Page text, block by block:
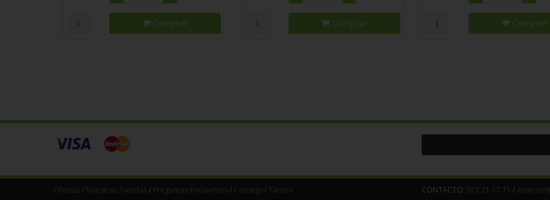
Comprar Comprar Comprar
Ofertas/ Nuestras Tiendas/ Preguntas Frecuentes/ Consejos Tambo CONTACTO: 927 21 17 71 /